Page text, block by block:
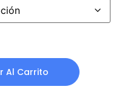
Al Carrito